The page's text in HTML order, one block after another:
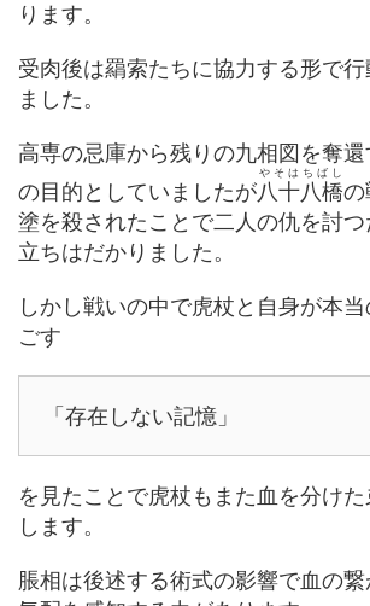
ります。
受肉後は羂索たちに協力する形で
ました。
高専の忌庫から残りの九相図を奪
の目的としていましたが八十八橋
やそはちばし
の
塗を殺されたことで二人の仇を討
立ちはだかりました。
しかし戦いの中で虎杖と自身が本
ごす
「存在しない記憶」
を見たことで虎杖もまた血を分け
します。
脹相は後述する術式の影響で血の